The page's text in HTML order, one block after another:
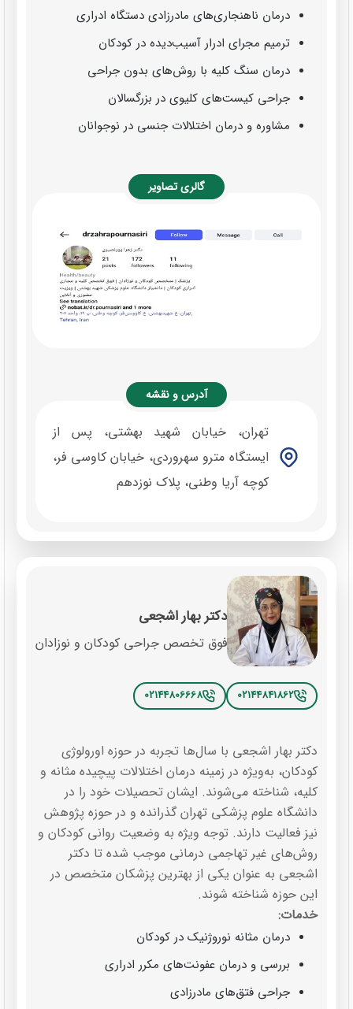
درمان ناهنجاری‌های مادرزادی دستگاه ادراری
ترمیم مجرای ادرار آسیب‌دیده در کودکان
درمان سنگ کلیه با روش‌های بدون جراحی
جراحی کیست‌های کلیوی در بزرگسالان
مشاوره و درمان اختلالات جنسی در نوجوانان
گالری تصاویر
آدرس و نقشه
تهران، خیابان شهید بهشتی، پس از
ایستگاه مترو سهروردی، خیابان کاوسی فر،
کوچه آریا وطنی، پلاک نوزدهم
دکتر بهار اشجعی
فوق تخصص جراحی کودکان و نوزادان
02144841862
02144806668
دکتر بهار اشجعی با سال‌ها تجربه در حوزه اورولوژی
کودکان، به‌ویژه در زمینه درمان اختلالات پیچیده مثانه و
کلیه، شناخته می‌شوند. ایشان تحصیلات خود را در
دانشگاه علوم پزشکی تهران گذرانده و در حوزه پژوهش
نیز فعالیت دارند. توجه ویژه به وضعیت روانی کودکان و
روش‌های غیر تهاجمی درمانی موجب شده تا دکتر
اشجعی به عنوان یکی از بهترین پزشکان متخصص در
این حوزه شناخته شوند.
خدمات:
درمان مثانه نوروژنیک در کودکان
بررسی و درمان عفونت‌های مکرر ادراری
جراحی فتق‌های مادرزادی